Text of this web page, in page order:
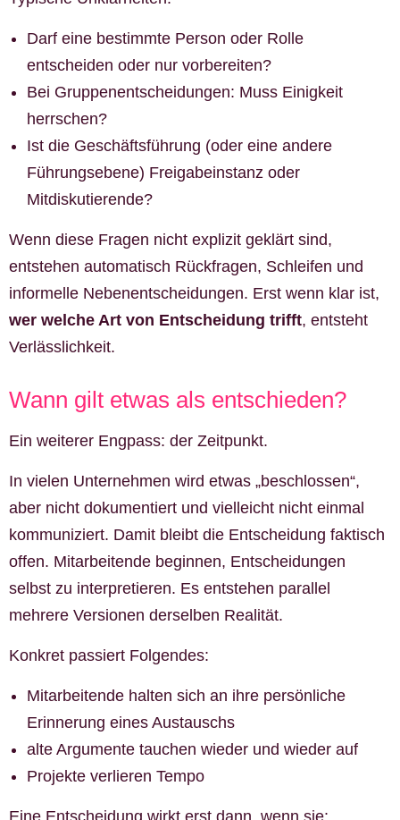
Darf eine bestimmte Person oder Rolle
entscheiden oder nur vorbereiten?
Bei Gruppenentscheidungen: Muss Einigkeit
herrschen?
Ist die Geschäftsführung (oder eine andere
Führungsebene) Freigabeinstanz oder
Mitdiskutierende?
Wenn diese Fragen nicht explizit geklärt sind,
entstehen automatisch Rückfragen, Schleifen und
informelle Nebenentscheidungen. Erst wenn klar ist,
wer welche Art von Entscheidung trifft, entsteht
Verlässlichkeit.
Wann gilt etwas als entschieden?
Ein weiterer Engpass: der Zeitpunkt.
In vielen Unternehmen wird etwas „beschlossen“,
aber nicht dokumentiert und vielleicht nicht einmal
kommuniziert. Damit bleibt die Entscheidung faktisch
offen. Mitarbeitende beginnen, Entscheidungen
selbst zu interpretieren. Es entstehen parallel
mehrere Versionen derselben Realität.
Konkret passiert Folgendes:
Mitarbeitende halten sich an ihre persönliche
Erinnerung eines Austauschs
alte Argumente tauchen wieder und wieder auf
Projekte verlieren Tempo
Eine Entscheidung wirkt erst dann, wenn sie: